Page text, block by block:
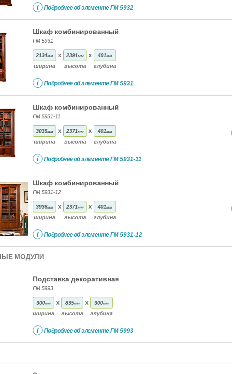
i Подробнее об элементеГМ 5932
Шкаф комбинированный
ГМ 5931
2134мм
ширина
x 2391мм
высота
x 401мм
глубина
i Подробнее об элементеГМ 5931
Шкаф комбинированный
ГМ 5931-11
3035мм
ширина
x 2371мм
высота
x 401мм
глубина
i Подробнее об элементеГМ 5931-11
Шкаф комбинированный
ГМ 5931-12
3936мм
ширина
x 2371мм
высота
x 401мм
глубина
i Подробнее об элементеГМ 5931-12
МОДУЛИ
Подставка декоративная
ГМ 5993
300мм
ширина
x 835мм
высота
x 300мм
глубина
i Подробнее об элементеГМ 5993